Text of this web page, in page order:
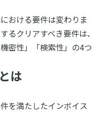
おける要件は変わりま
るクリアすべき要件は
密性」「検索性」の4つ
は
を満たしたインボイス